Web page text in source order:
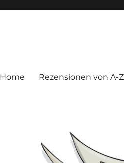
Home Rezensionen von A-Z